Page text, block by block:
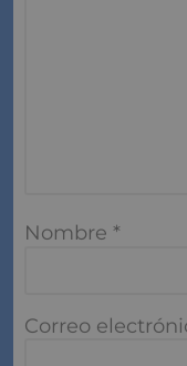
Nombre *
Correo